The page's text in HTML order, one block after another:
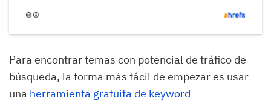
Para encontrar temas con potencial de tráfico de
búsqueda, la forma más fácil de empezar es usar
una herramienta gratuita de keyword